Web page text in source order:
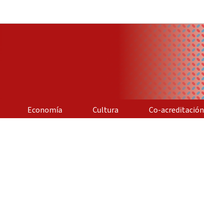
Economía Cultura Co-acreditación